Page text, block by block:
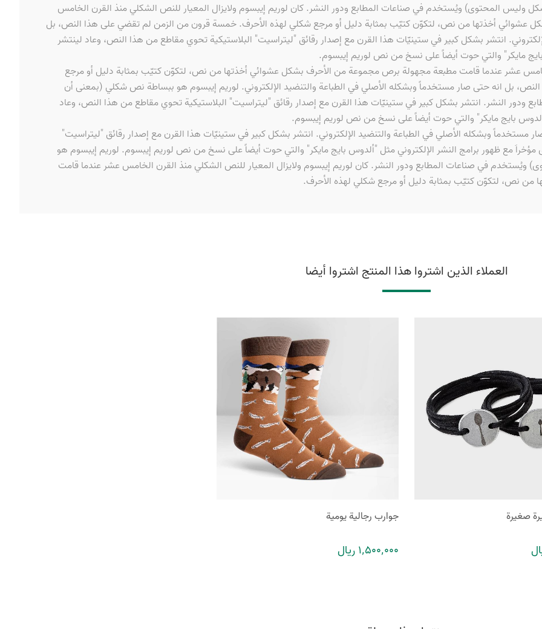
المحتوى) ويُستخدم في صناعات المطابع ودور النشر. كان لوريم إيبسوم ولايزال المعيار للنص الشكلي منذ القرن الخامس
أخذتها من نص، لتكوّن كتيّب بمثابة دليل أو مرجع شكلي لهذه الأحرف. خمسة قرون من الزمن لم تقضي على هذا النص، بل
انتشر بشكل كبير في ستينيّات هذا القرن مع إصدار رقائق "ليتراسيت" البلاستيكية تحوي مقاطع من هذا النص، وعاد لينتشر
مايكر" والتي حوت أيضاً على نسخ من نص لوريم إيبسوم.
عشر عندما قامت مطبعة مجهولة برص مجموعة من الأحرف بشكل عشوائي أخذتها من نص، لتكوّن كتيّب بمثابة دليل أو مرجع
بل انه حتى صار مستخدماً وبشكله الأصلي في الطباعة والتنضيد الإلكتروني. لوريم إيبسوم هو ببساطة نص شكلي (بمعنى أن
النشر. انتشر بشكل كبير في ستينيّات هذا القرن مع إصدار رقائق "ليتراسيت" البلاستيكية تحوي مقاطع من هذا النص، وعاد
بايج مايكر" والتي حوت أيضاً على نسخ من نص لوريم إيبسوم.
وبشكله الأصلي في الطباعة والتنضيد الإلكتروني. انتشر بشكل كبير في ستينيّات هذا القرن مع إصدار رقائق "ليتراسيت"
مع ظهور برامج النشر الإلكتروني مثل "ألدوس بايج مايكر" والتي حوت أيضاً على نسخ من نص لوريم إيبسوم. لوريم إيبسوم هو
في صناعات المطابع ودور النشر. كان لوريم إيبسوم ولايزال المعيار للنص الشكلي منذ القرن الخامس عشر عندما قامت
نص، لتكوّن كتيّب بمثابة دليل أو مرجع شكلي لهذه الأحرف.
العملاء الذين اشتروا هذا المنتج اشتروا أيضا
صغيرة جوارب رجالية يومية
1٬500٬000 ریال